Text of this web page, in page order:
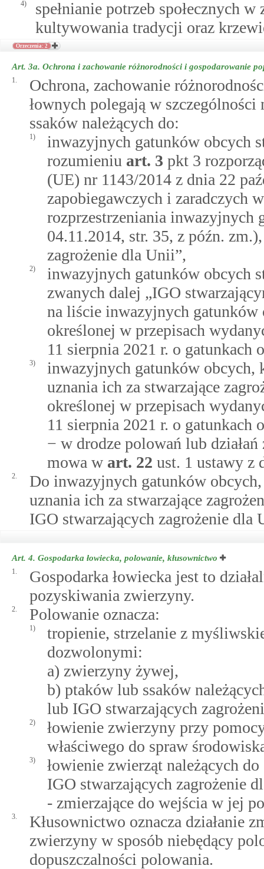
4)
spełnianie potrzeb społecznych
kultywowania tradycji oraz
Orzeczenia: 2
Art. 3a. Ochrona i zachowanie różnorodności i gospodarowanie
1.
Ochrona, zachowanie
łownych polegają w
ssaków należących do:
1)
inwazyjnych gatunków obcych
rozumieniu art. 3 pkt 3
(UE) nr 1143/2014 z dnia 22
zapobiegawczych i zaradczych
rozprzestrzeniania inwazyjnych
04.11.2014, str. 35, z późn.
zagrożenie dla Unii”,
2)
inwazyjnych gatunków obcych
zwanych dalej „IGO
na liście inwazyjnych gatunków
określonej w przepisach
11 sierpnia 2021 r. o gatunkach
3)
inwazyjnych gatunków obcych,
uznania ich za stwarzające
określonej w przepisach
11 sierpnia 2021 r. o gatunkach
− w drodze polowań lub
mowa w art. 22 ust. 1 ustawy z
2.
Do inwazyjnych gatunków
uznania ich za stwarzające
IGO stwarzających zagrożenie dla
Art. 4. Gospodarka łowiecka, polowanie, kłusownictwo
1.
Gospodarka łowiecka jest to
pozyskiwania zwierzyny.
2. Polowanie oznacza:
1)
tropienie, strzelanie z
dozwolonymi:
a) zwierzyny żywej,
b) ptaków lub ssaków
lub IGO stwarzających
2)
łowienie zwierzyny przy
właściwego do spraw
3)
łowienie zwierząt należących
IGO stwarzających zagrożenie
- zmierzające do wejścia w jej
3.
Kłusownictwo oznacza działanie
zwierzyny w sposób niebędący
dopuszczalności polowania.